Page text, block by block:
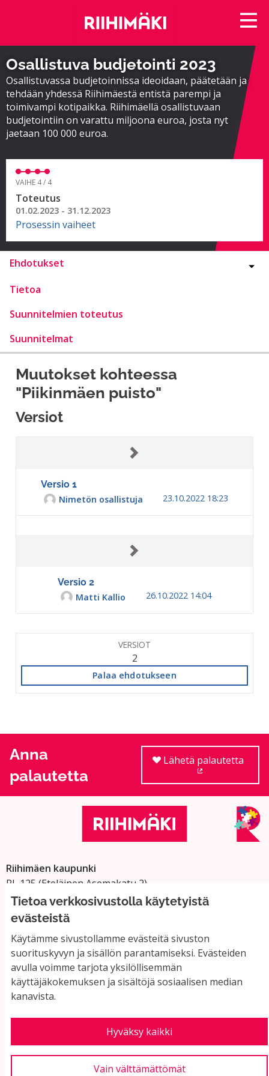
Tietoa verkkosivustolla käytetyistä
evästeistä
Käytämme sivustollamme evästeitä sivuston
suorituskyvyn ja sisällön parantamiseksi. Evästeiden
avulla voimme tarjota yksilöllisemmän
käyttäjäkokemuksen ja sisältöjä sosiaalisen median
kanavista.
Hyväksy kaikki
Vain välttämättömät
Osallistuva budjetointi 2023
Osallistuvassa budjetoinnissa ideoidaan, päätetään ja
tehdään yhdessä Riihimäestä entistä parempi ja
toimivampi kotipaikka. Riihimäellä osallistuvaan
budjetointiin on varattu miljoona euroa, josta nyt
jaetaan 100 000 euroa.
VAIHE 4 / 4
Toteutus
01.02.2023 - 31.12.2023
Prosessin vaiheet
Ehdotukset
Tietoa
Suunnitelmien toteutus
Suunnitelmat
Muutokset kohteessa
"Piikinmäen puisto"
Versiot
Versio 1
Nimetön osallistuja
23.10.2022 18:23
Versio 2
Matti Kallio
26.10.2022 14:04
VERSIOT
2
Palaa ehdotukseen
Anna
palautetta
Lähetä palautetta
Riihimäen kaupunki
PL 125 (Eteläinen Asemakatu 2)
11101 Riihimäki
Vaihde: 019 758 4000
Sähköpostiosoitteet:
etunimi.sukunimi@riihimaki.fi
Yhteystiedot ja usein kysyttyä
Käyttöehdot
Evästeasetukset